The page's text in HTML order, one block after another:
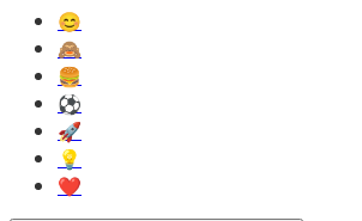
😊️
🙈️
🍔️
⚽️
🚀️
💡️
❤️